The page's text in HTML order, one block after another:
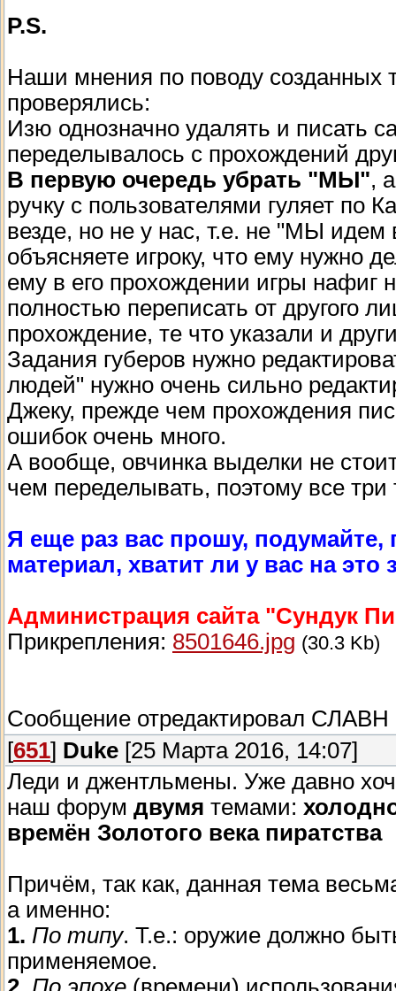
P.S.
Наши мнения по поводу созданных
проверялись:
Изю однозначно удалять и писать
переделывалось с прохождений
В первую очередь убрать "МЫ",
ручку с пользователями гуляет по
везде, но не у нас, т.е. не "МЫ
объясняете игроку, что ему нужно
ему в его прохождении игры нафиг
полностью переписать от другого
прохождение, те что указали и
Задания губеров нужно
людей" нужно очень сильно
Джеку, прежде чем прохождения
ошибок очень много.
А вообще, овчинка выделки не
чем переделывать, поэтому все
Я еще раз вас прошу, подумайте,
материал, хватит ли у вас на
Администрация сайта "Сундук
Прикрепления: 8501646.jpg (30.3 Kb)
Сообщение отредактировал СЛАВН
[651] Duke [25 Марта 2016, 14:07]
Леди и джентльмены. Уже давно
наш форум двумя темами:
времён Золотого века пиратства
Причём, так как, данная тема
а именно:
1. По типу. Т.е.: оружие должно
применяемое.